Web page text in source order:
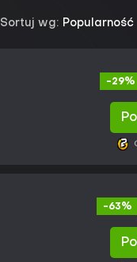
Sortuj wg: Popularność
-29%
-63%